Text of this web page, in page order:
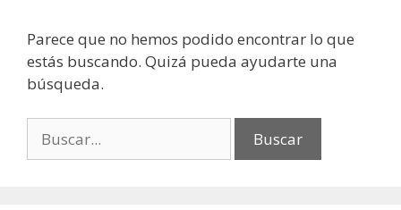
Parece que no hemos podido encontrar lo que
estás buscando. Quizá pueda ayudarte una
búsqueda.